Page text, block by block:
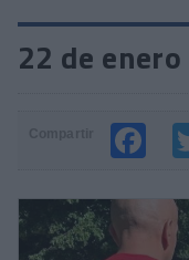
22 de enero